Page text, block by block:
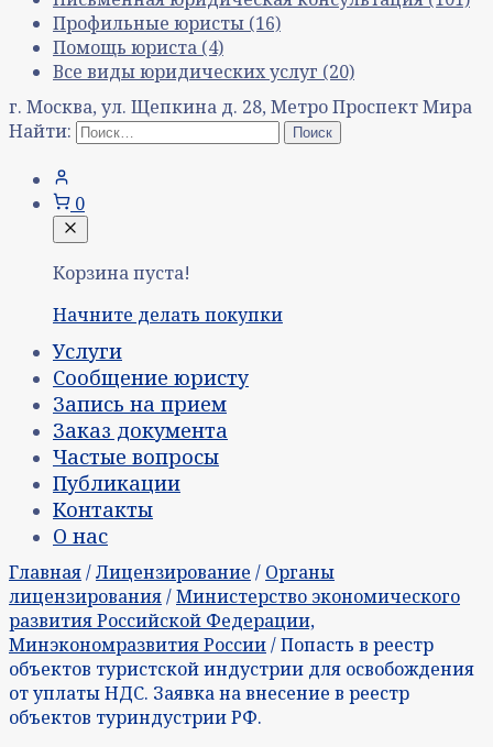
Профильные юристы (16)
Помощь юриста (4)
Все виды юридических услуг (20)
г. Москва, ул. Щепкина д. 28, Метро Проспект Мира
Найти:
0
Корзина пуста!
Начните делать покупки
Услуги
Сообщение юристу
Запись на прием
Заказ документа
Частые вопросы
Публикации
Контакты
О нас
Главная/Лицензирование / Органы
лицензирования/Министерство экономического
развития Российской Федерации,
Минэкономразвития России/ Попасть в реестр
объектов туристской индустрии для освобождения
от уплаты НДС. Заявка на внесение в реестр
объектов туриндустрии РФ.